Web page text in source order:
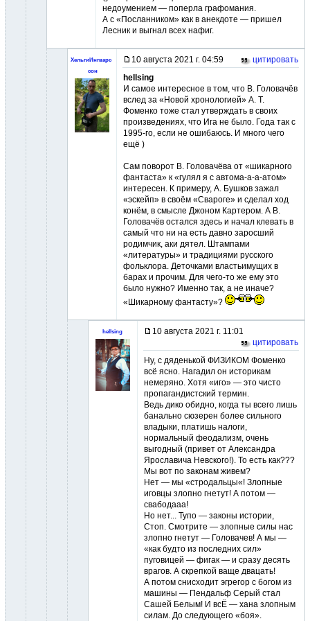
недоумением — поперла графомания.
А с «Посланником» как в анекдоте — пришел
Лесник и выгнал всех нафиг.
ХельгиИнгварс
сон
10 августа 2021 г. 04:59
цитировать
hellsing
И самое интересное в том, что В. Головачёв
вслед за «Новой хронологией» А. Т.
Фоменко тоже стал утверждать в своих
произведениях, что Ига не было. Года так с
1995-го, если не ошибаюсь. И много чего
ещё )
Сам поворот В. Головачёва от «шикарного
фантаста» к «гулял я с автома-а-а-атом»
интересен. К примеру, А. Бушков зажал
«эскейп» в своём «Свароге» и сделал ход
конём, в смысле Джоном Картером. А В.
Головачёв остался здесь и начал клевать в
самый что ни на есть давно заросший
родимчик, аки дятел. Штампами
«литературы» и традициями русского
фольклора. Деточками властьимущих в
барах и прочим. Для чего-то же ему это
было нужно? Именно так, а не иначе?
«Шикарному фантасту»?
hellsing
10 августа 2021 г. 11:01
цитировать
Ну, с дяденькой ФИЗИКОМ Фоменко
всё ясно. Нагадил он историкам
немеряно. Хотя «иго» — это чисто
пропагандистский термин.
Ведь дико обидно, когда ты всего лишь
банально сюзерен более сильного
владыки, платишь налоги,
нормальный феодализм, очень
выгодный (привет от Александра
Ярославича Невского!). То есть как???
Мы вот по законам живем?
Нет — мы «стродальцы«! Злопные
иговцы злопно гнетут! А потом —
свабодааа!
Но нет... Тупо — законы истории,
Стоп. Смотрите — злопные силы нас
злопно гнетут — Головачев! А мы —
«как будто из последних сил»
пуговицей — фигак — и сразу десять
врагов. А скрепкой ваще двацать!
А потом снисходит эгрегор с богом из
машины — Пендальф Серый стал
Сашей Белым! И всЁ — хана злопным
силам. До следующего «боя».